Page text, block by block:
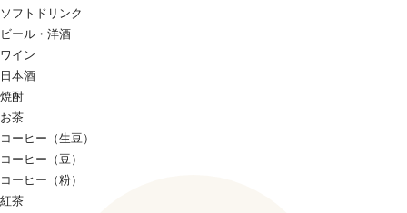
ソフトドリンク
ビール・洋酒
ワイン
日本酒
焼酎
お茶
コーヒー（生豆）
コーヒー（豆）
コーヒー（粉）
紅茶